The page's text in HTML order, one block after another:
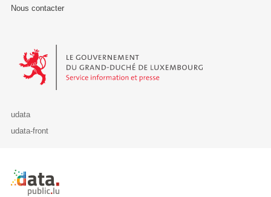
Nous contacter
Le Gouvernement du Grand-Duché de Luxembourg - Service
udata
udata-front
Retour à l'accueil de data.public.lu